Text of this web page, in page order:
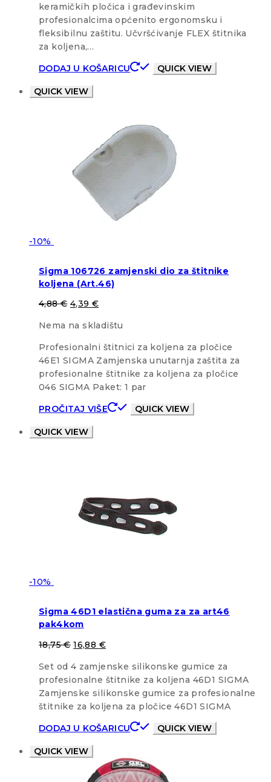
keramičkih pločica i građevinskim
profesionalcima općenito ergonomsku i
fleksibilnu zaštitu. Učvršćivanje FLEX štitnika
za koljena,…
DODAJ U KOŠARICU
QUICK VIEW
QUICK VIEW
-10%
Sigma 106726 zamjenski dio za štitnike
koljena (Art.46)
4,88€ 4,39 €
Nema na skladištu
Profesionalni štitnici za koljena za pločice
46E1 SIGMA Zamjenska unutarnja zaštita za
profesionalne štitnike za koljena za pločice
046 SIGMA Paket: 1 par
PROČITAJ VIŠE
QUICK VIEW
QUICK VIEW
-10%
Sigma 46D1 elastična guma za za art46
pak4kom
18,75€ 16,88 €
Set od 4 zamjenske silikonske gumice za
profesionalne štitnike za koljena 46D1 SIGMA
Zamjenske silikonske gumice za profesionalne
štitnike za koljena za pločice 46D1 SIGMA
DODAJ U KOŠARICU
QUICK VIEW
QUICK VIEW